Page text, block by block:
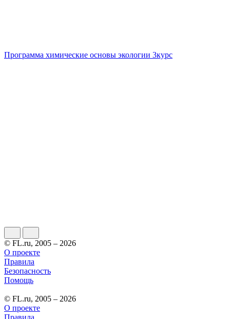
Программа химические основы экологии 3курс
© FL.ru, 2005 – 2026
О проекте
Правила
Безопасность
Помощь
© FL.ru, 2005 – 2026
О проекте
Правила